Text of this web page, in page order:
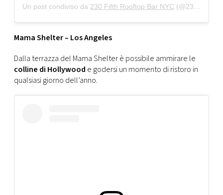
Un post condiviso da 230 Fifth Rooftop Bar NYC (@230fifthrooftop) in data:
Mama Shelter – Los Angeles
Dalla terrazza del Mama Shelter è possibile ammirare le
colline di Hollywood e godersi un momento di ristoro in
qualsiasi giorno dell’anno.